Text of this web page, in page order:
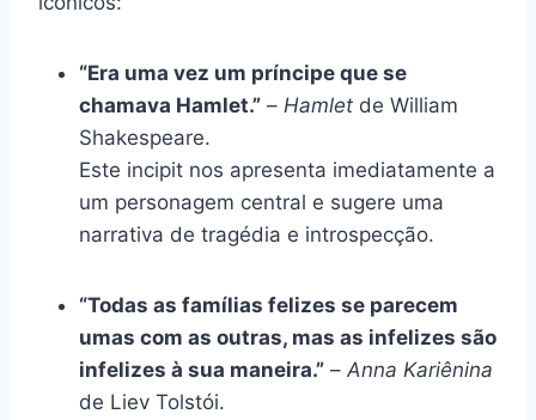
“Era uma vez um príncipe que se
chamava Hamlet.” – Hamlet de William
Shakespeare.
Este incipit nos apresenta imediatamente a
um personagem central e sugere uma
narrativa de tragédia e introspecção.
“Todas as famílias felizes se parecem
umas com as outras, mas as infelizes são
infelizes à sua maneira.” – Anna Kariênina
de Liev Tolstói.